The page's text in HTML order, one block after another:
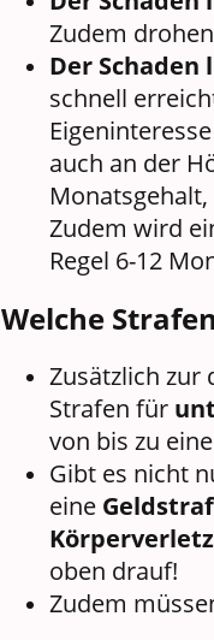
Zudem
Der Schaden
schnell
auch an der
Zudem wird
Regel 6-12
Welche
Zusätzlich zur
Strafen für
von bis zu
Gibt es nicht
eine
oben drauf!
Zudem